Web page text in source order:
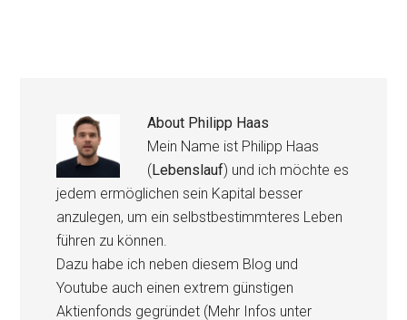
About Philipp Haas
Mein Name ist Philipp Haas
(Lebenslauf) und ich möchte es
jedem ermöglichen sein Kapital besser
anzulegen, um ein selbstbestimmteres Leben
führen zu können.
Dazu habe ich neben diesem Blog und
Youtube auch einen extrem günstigen
Aktienfonds gegründet (Mehr Infos unter